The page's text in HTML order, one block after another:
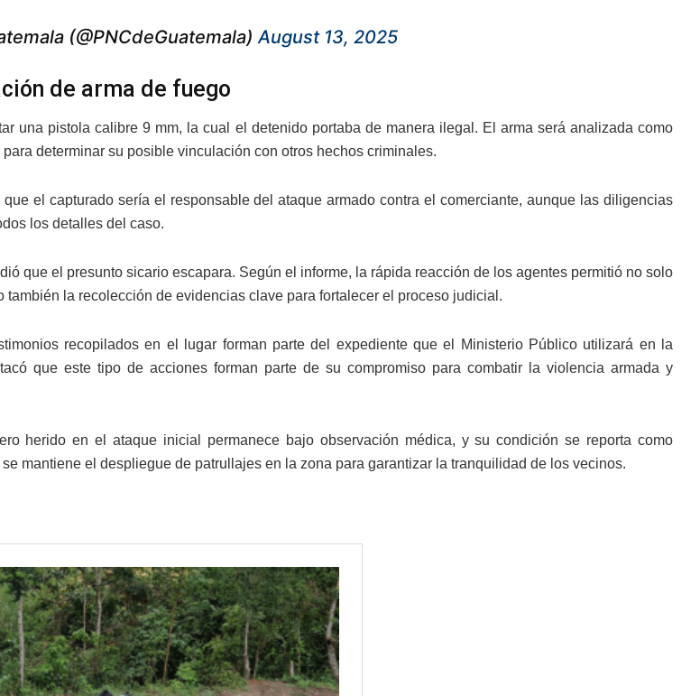
(@PNCdeGuatemala)August 13, 2025
de arma de fuego
una pistola calibre 9 mm, la cual el detenido portaba de manera ilegal. El arma será analizada como
determinar su posible vinculación con otros hechos criminales.
el capturado sería el responsable del ataque armado contra el comerciante, aunque las diligencias
los detalles del caso.
que el presunto sicario escapara. Según el informe, la rápida reacción de los agentes permitió no solo
también la recolección de evidencias clave para fortalecer el proceso judicial.
recopilados en el lugar forman parte del expediente que el Ministerio Público utilizará en la
que este tipo de acciones forman parte de su compromiso para combatir la violencia armada y
herido en el ataque inicial permanece bajo observación médica, y su condición se reporta como
mantiene el despliegue de patrullajes en la zona para garantizar la tranquilidad de los vecinos.